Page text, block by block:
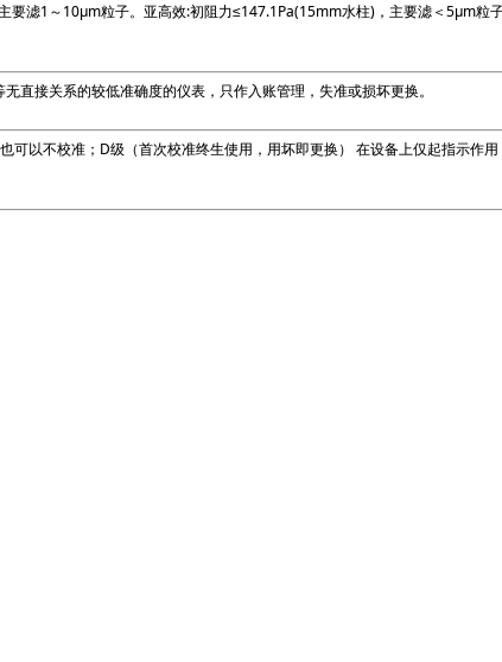
滤1～10μm粒子。亚高效:初阻力≤147.1Pa(15mm水柱)，主要滤＜5μm粒
直接关系的较低准确度的仪表，只作入账管理，失准或损坏更换。
以不校准；D级（首次校准终生使用，用坏即更换） 在设备上仅起指示作